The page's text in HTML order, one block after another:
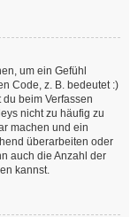
um ein Gefühl
Code, z. B. bedeutet :)
beim Verfassen
nicht zu häufig zu
machen und ein
überarbeiten oder
auch die Anzahl der
kannst.